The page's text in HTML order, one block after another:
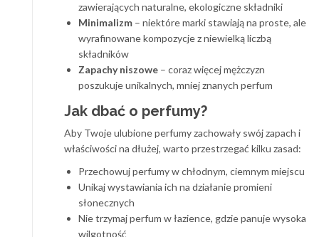
zawierających naturalne, ekologiczne składniki
Minimalizm – niektóre marki stawiają na proste, ale
wyrafinowane kompozycje z niewielką liczbą
składników
Zapachy niszowe – coraz więcej mężczyzn
poszukuje unikalnych, mniej znanych perfum
Jak dbać o perfumy?
Aby Twoje ulubione perfumy zachowały swój zapach i
właściwości na dłużej, warto przestrzegać kilku zasad:
Przechowuj perfumy w chłodnym, ciemnym miejscu
Unikaj wystawiania ich na działanie promieni
słonecznych
Nie trzymaj perfum w łazience, gdzie panuje wysoka
wilgotność